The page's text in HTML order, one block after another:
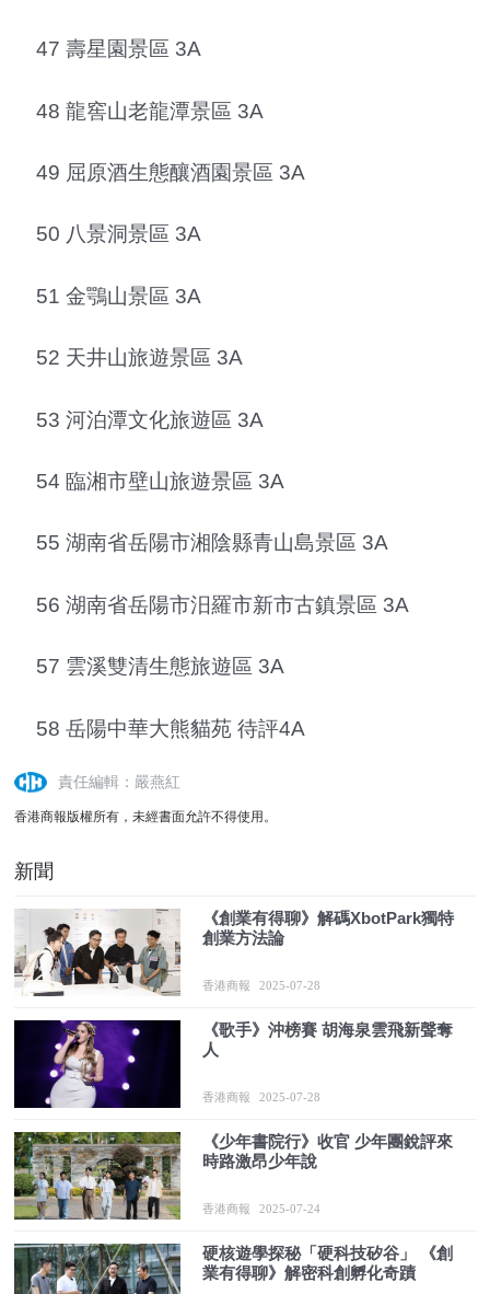
47 壽星園景區 3A
48 龍窖山老龍潭景區 3A
49 屈原酒生態釀酒園景區 3A
50 八景洞景區 3A
51 金鶚山景區 3A
52 天井山旅遊景區 3A
53 河泊潭文化旅遊區 3A
54 臨湘市壁山旅遊景區 3A
55 湖南省岳陽市湘陰縣青山島景區 3A
56 湖南省岳陽市汨羅市新市古鎮景區 3A
57 雲溪雙清生態旅遊區 3A
58 岳陽中華大熊貓苑 待評4A
責任編輯：嚴燕紅
香港商報版權所有，未經書面允許不得使用。
新聞
《創業有得聊》解碼XbotPark獨特
創業方法論
香港商報 2025-07-28
《歌手》沖榜賽 胡海泉雲飛新聲奪
人
香港商報 2025-07-28
《少年書院行》收官 少年團銳評來
時路激昂少年說
香港商報 2025-07-24
硬核遊學探秘「硬科技矽谷」 《創
業有得聊》解密科創孵化奇蹟